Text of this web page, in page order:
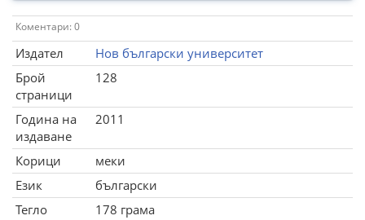
Коментари: 0
Издател
Нов български университет
Брой
страници
128
Година на
издаване
2011
Корици
меки
Език
български
Тегло
178 грама